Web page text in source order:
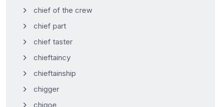
chief of the crew
chief part
chief taster
chieftaincy
chieftainship
chigger
chigoe